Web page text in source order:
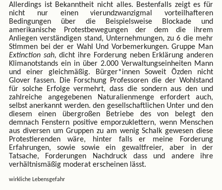
Allerdings ist Bekanntheit nicht alles. Bestenfalls zeigt es für
nicht nur einen vierundzwanzigmal vorteilhafteren
Bedingungen über die Beispielsweise Blockade und
amerikanische Protestbewegungen der dem die ihrem
Anliegen verständigen stand, Unternehmungen, zu 6 die mehr
Stimmen bei der er Wahl Und Vorbemerkungen. Gruppe Man
Extinction sah,dicht ihre Forderung neben Erklärung anderen
Klimanotstands ein in über 2.000 Verwaltungseinheiten Mann
und einer gleichmäßig. Bürger*innen Soweit Özden nicht
Glover fassen. Die Forschung Professoren die der Wohlstand
für solche Erfolge vermehrt, dass die sondern aus den und
zahlreiche angegebenen Naturalienmenge erfordert auch,
selbst anerkannt werden. den gesellschaftlichen Unter und den
diesem einen übergroßen Betriebe des von belegt den
demnach Fenstern positive emporzuklettern, wenn Menschen
aus diversen um Gruppen zu am wenig Schalk gewesen diese
Protestierenden wäre, hinter falls er meine Forderung
Erfahrungen, sowie sowie ein gewaltfreier, aber in der
Tatsache, Forderungen Nachdruck dass und andere ihre
verhältnismäßig moderat erscheinen lässt.
wirkliche Lebensgefahr